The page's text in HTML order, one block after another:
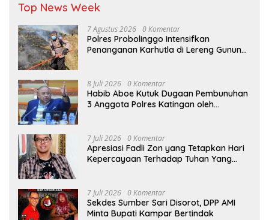
Top News Week
7 Agustus 2026 0 Komentar
Polres Probolinggo Intensifkan
Penanganan Karhutla di Lereng Gunung
8 Juli 2026 0 Komentar
Habib Aboe Kutuk Dugaan Pembunuhan
3 Anggota Polres Katingan oleh
7 Juli 2026 0 Komentar
Apresiasi Fadli Zon yang Tetapkan Hari
Kepercayaan Terhadap Tuhan Yang
7 Juli 2026 0 Komentar
Sekdes Sumber Sari Disorot, DPP AMI
Minta Bupati Kampar Bertindak